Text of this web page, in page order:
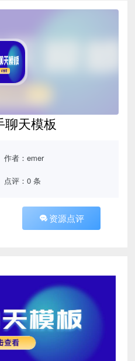
聊天模板
作者：emer
点评：0 条
资源点评